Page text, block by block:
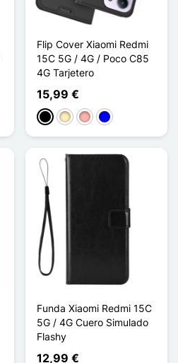
Flip Cover Xiaomi Redmi
15C 5G / 4G / Poco C85
4G Tarjetero
15,99 €
NegroOro Oro rosa
Azul
Funda Xiaomi Redmi 15C
5G / 4G Cuero Simulado
Flashy
12,99 €